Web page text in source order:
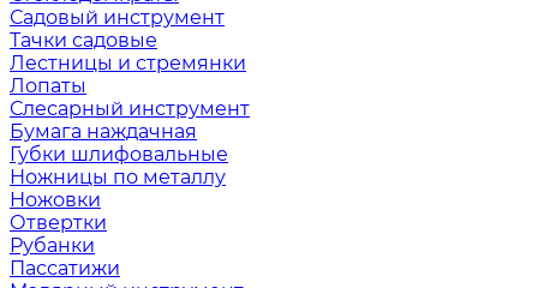
Садовый инструмент
Тачки садовые
Лестницы и стремянки
Лопаты
Слесарный инструмент
Бумага наждачная
Губки шлифовальные
Ножницы по металлу
Ножовки
Отвертки
Рубанки
Пассатижи